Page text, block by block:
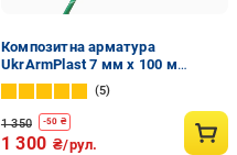
Композитна арматура
UkrArmPlast 7 мм x 100 м
Зелений (1007з)
5
1 350 -50 ₴
1 300 ₴/рул.